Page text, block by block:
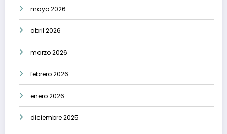
mayo 2026
abril 2026
marzo 2026
febrero 2026
enero 2026
diciembre 2025